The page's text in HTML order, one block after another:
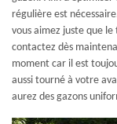
régulière est
vous aimez juste que
contactez dès
moment car il est
aussi tourné à votre
aurez des gazons